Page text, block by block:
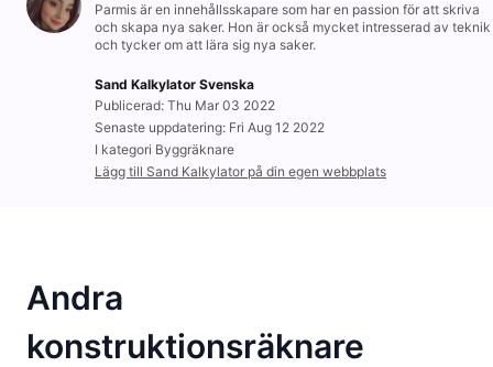
Parmis är en innehållsskapare som har en passion för att skriva
och skapa nya saker. Hon är också mycket intresserad av teknik
och tycker om att lära sig nya saker.
Sand Kalkylator Svenska
Publicerad: Thu Mar 03 2022
Senaste uppdatering: Fri Aug 12 2022
I kategori Byggräknare
Lägg till Sand Kalkylator på din egen webbplats
Andra
konstruktionsräknare